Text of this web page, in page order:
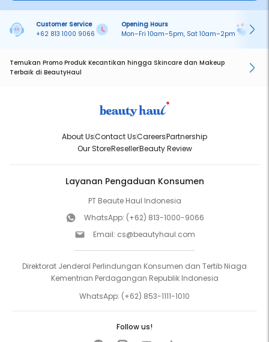
Customer Service
+62 813 1000 9066
Opening Hours
Mon–Fri 10am–5pm, Sat 10am–2pm
Temukan Promo Produk Kecantikan hingga Skincare dan Makeup
Terbaik di BeautyHaul
About UsContact UsCareersPartnership
Our StoreResellerBeauty Review
Layanan Pengaduan Konsumen
PT Beaute Haul Indonesia
WhatsApp: (+62) 813-1000-9066
Email: cs@beautyhaul.com
Direktorat Jenderal Perlindungan Konsumen dan Tertib Niaga
Kementrian Perdagangan Republik Indonesia
WhatsApp: (+62) 853-1111-1010
Follow us!